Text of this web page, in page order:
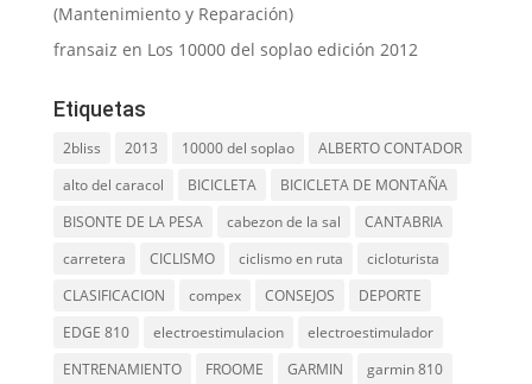
(Mantenimiento y Reparación)
fransaiz en Los 10000 del soplao edición 2012
Etiquetas
2bliss 2013 10000 del soplao
ALBERTO CONTADOR
alto del caracol
BICICLETA
BICICLETA DE MONTAÑA
BISONTE DE LA PESA
cabezon de la sal
CANTABRIA
carretera
CICLISMO ciclismo en ruta
cicloturista
CLASIFICACION
compex CONSEJOS
DEPORTE
EDGE 810
electroestimulacion
electroestimulador
ENTRENAMIENTO
FROOME GARMIN garmin 810